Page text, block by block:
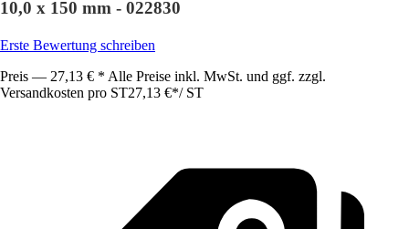
10,0 x 150 mm - 022830
Erste Bewertung schreiben
Preis — 27,13 € * Alle Preise inkl. MwSt. und ggf. zzgl.
Versandkosten pro ST27,13 €*/ ST